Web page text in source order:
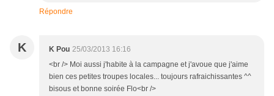
Répondre
K K Pou 25/03/2013 16:16
<br /> Moi aussi j'habite à la campagne et j'avoue que j'aime
bien ces petites troupes locales... toujours rafraichissantes ^^
bisous et bonne soirée Flo<br />